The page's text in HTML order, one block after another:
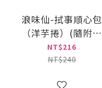
浪味仙-拭事順心包
（洋芋捲）(隨附可
愛獨家品牌授權擦
手巾)
NT$216
NT$240